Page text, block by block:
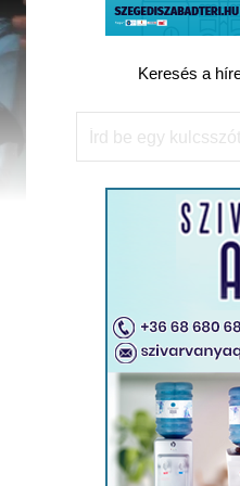
Keresés a
Keresés